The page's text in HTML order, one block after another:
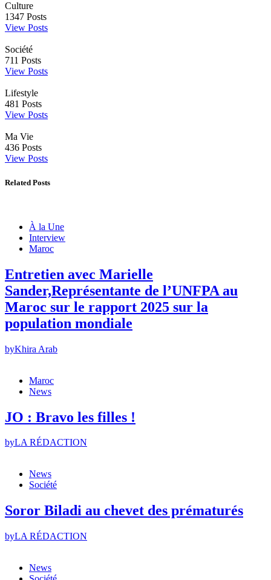
Culture
1347 Posts
View Posts
Société
711 Posts
View Posts
Lifestyle
481 Posts
View Posts
Ma Vie
436 Posts
View Posts
Related Posts
À la Une
Interview
Maroc
Entretien avec Marielle
Sander,Représentante de l’UNFPA au
Maroc sur le rapport 2025 sur la
population mondiale
byKhira Arab
Maroc
News
JO : Bravo les filles !
byLA RÉDACTION
News
Société
Soror Biladi au chevet des prématurés
byLA RÉDACTION
News